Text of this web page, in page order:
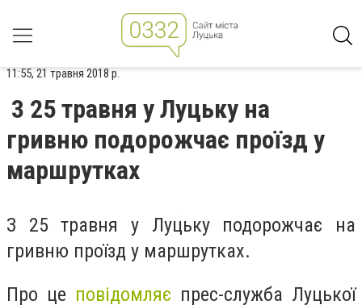
11:55, 21 травня 2018 р.
3 25 травня у Луцьку на
гривню подорожчає проїзд у
маршрутках
З 25 травня у Луцьку подорожчає на
гривню проїзд у маршрутках.
Про це повідомляє прес-служба Луцької